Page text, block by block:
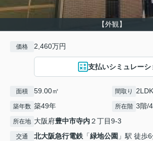
【外観】
価格 2,460万円
支払いシミュレーシ
面積 59.00㎡ 間取り 2LDK
築年数 築49年 所在階 3階/
所在地 大阪府豊中市寺内２丁目9-3
交通 北大阪急行電鉄 「緑地公園 」駅 徒歩